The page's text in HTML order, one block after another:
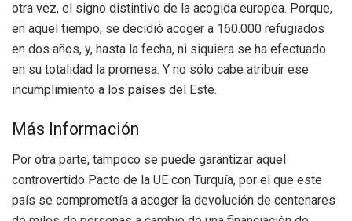
otra vez, el signo distintivo de la acogida europea. Porque,
en aquel tiempo, se decidió acoger a 160.000 refugiados
en dos años, y, hasta la fecha, ni siquiera se ha efectuado
en su totalidad la promesa. Y no sólo cabe atribuir ese
incumplimiento a los países del Este.
Más Información
Por otra parte, tampoco se puede garantizar aquel
controvertido Pacto de la UE con Turquía, por el que este
país se comprometía a acoger la devolución de centenares